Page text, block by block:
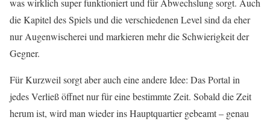
was wirklich super funktioniert und für Abwechslung sorgt. Auch
die Kapitel des Spiels und die verschiedenen Level sind da eher
nur Augenwischerei und markieren mehr die Schwierigkeit der
Gegner.
Für Kurzweil sorgt aber auch eine andere Idee: Das Portal in
jedes Verließ öffnet nur für eine bestimmte Zeit. Sobald die Zeit
herum ist, wird man wieder ins Hauptquartier gebeamt – genau